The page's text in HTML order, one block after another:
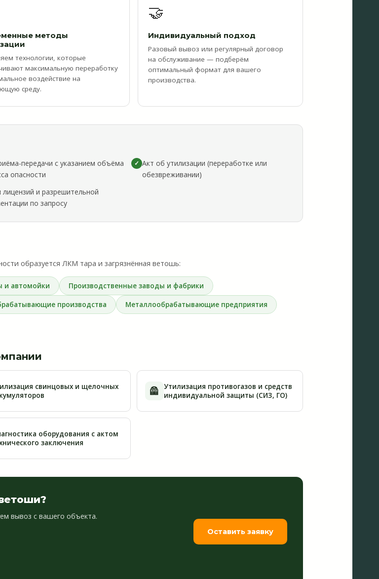
методы
технологии, которые
максимальную переработку
воздействие на
среду.
🤝
Индивидуальный подход
Разовый вывоз или регулярный договор
на обслуживание — подберём
оптимальный формат для вашего
производства.
передачи с указанием объёма
опасности
✓ Акт об утилизации (переработке или
обезвреживании)
лицензий и разрешительной
по запросу
образуется ЛКМ тара и загрязнённая ветошь:
и автомойки Производственные заводы и фабрики
производства Металлообрабатывающие предприятия
свинцовых и щелочных
🦺
Утилизация противогазов и средств
индивидуальной защиты (СИЗ, ГО)
оборудования с актом
заключения
вывоз с вашего объекта.
Оставить заявку